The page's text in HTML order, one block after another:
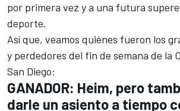
por primera vez y a una futura
deporte.
Así que, veamos quiénes fueron los
y perdedores del fin de semana de la
San Diego:
GANADOR: Heim, pero
darle un asiento a tiempo